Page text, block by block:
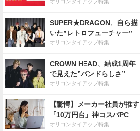
オリコンタイアップ特集
SUPER★DRAGON、自ら描
いた”レトロフューチャー”
オリコンタイアップ特集
CROWN HEAD、結成1周年
で見えた”バンドらしさ”
オリコンタイアップ特集
【驚愕】メーカー社員が推す
「10万円台」神コスパPC
オリコンタイアップ特集